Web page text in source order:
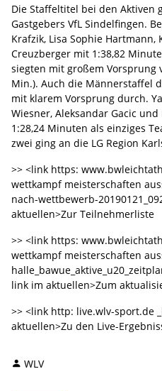
Die Staffeltitel bei den Aktiven
Gastgebers VfL Sindelfingen.
Krafzik, Lisa Sophie Hartmann,
Creuzberger mit 1:38,82
siegten mit großem Vorsprung
Min.). Auch die Männerstaffel
mit klarem Vorsprung durch.
Wiesner, Aleksandar Gacic
1:28,24 Minuten als einziges
zwei ging an die LG Region
>> <link https:
wettkampf meisterschaften
nach-wettbewerb-
aktuellen>Zur Teilnehmerliste
>> <link https:
wettkampf meisterschaften
link im aktuellen>Zum
>> <link http: live.wlv-sport.de
aktuellen>Zu den Live-
WLV